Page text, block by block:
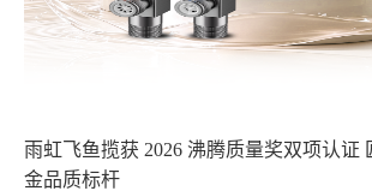
雨虹飞鱼揽获 2026 沸腾质量奖双项认证
金品质标杆